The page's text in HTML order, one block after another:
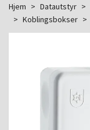
Hjem Datautstyr
Koblingsbokser